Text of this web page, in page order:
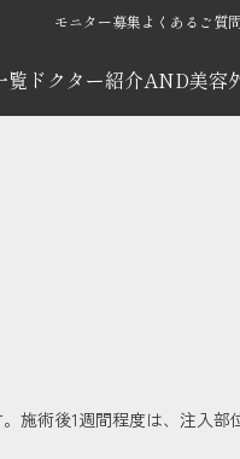
モニター募集よくあるご質問
覧 ドクター紹介AND美容
施術後1週間程度は、注入部